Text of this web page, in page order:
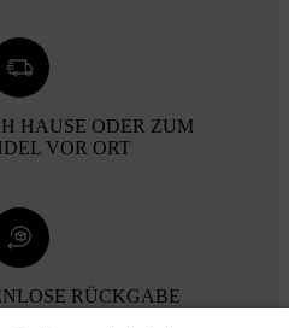
HAUSE ODER ZUM
VOR ORT
RÜCKGABE